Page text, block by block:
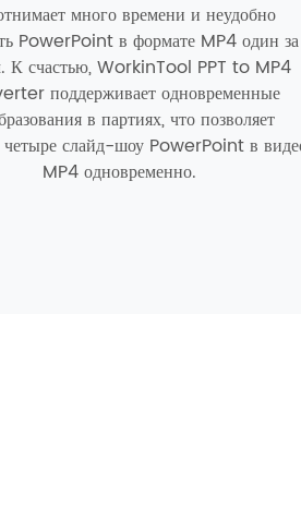
много времени и неудобно
PowerPoint в формате MP4 один за
К счастью, WorkinTool PPT to MP4
поддерживает одновременные
в партиях, что позволяет
четыре слайд-шоу PowerPoint в
MP4 одновременно.